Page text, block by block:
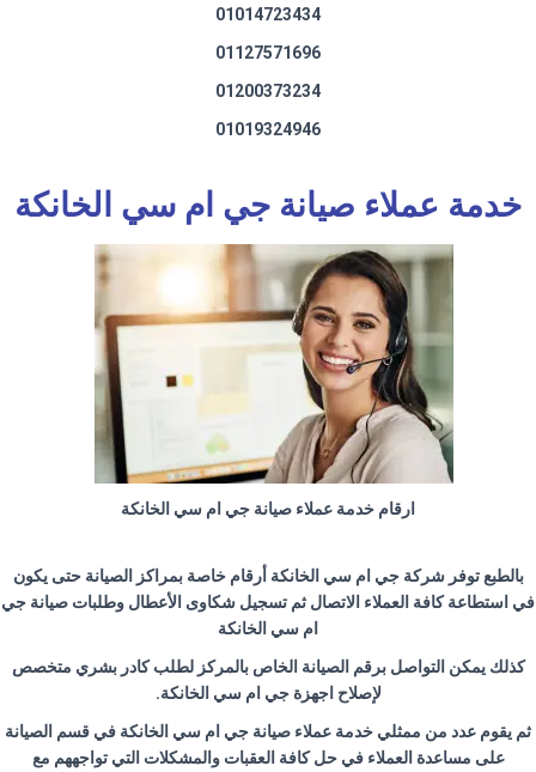
01014723434
01127571696
01200373234
01019324946
خدمة عملاء صيانة جي ام سي الخانكة
ارقام خدمة عملاء صيانة جي ام سي الخانكة
بالطبع توفر شركة جي ام سي الخانكة أرقام خاصة بمراكز الصيانة حتى يكون
في استطاعة كافة العملاء الاتصال ثم تسجيل شكاوى الأعطال وطلبات صيانة جي
ام سي الخانكة
كذلك يمكن التواصل برقم الصيانة الخاص بالمركز لطلب كادر بشري متخصص
لإصلاح اجهزة جي ام سي الخانكة.
ثم يقوم عدد من ممثلي خدمة عملاء صيانة جي ام سي الخانكة في قسم الصيانة
على مساعدة العملاء في حل كافة العقبات والمشكلات التي تواجههم مع